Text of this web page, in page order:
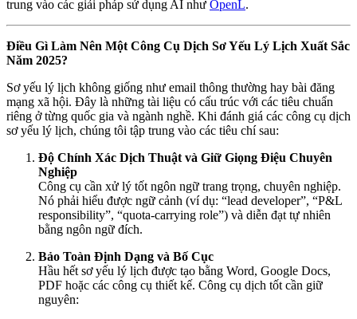
trung vào các giải pháp sử dụng AI như OpenL.
Điều Gì Làm Nên Một Công Cụ Dịch Sơ Yếu Lý Lịch Xuất Sắc
Năm 2025?
Sơ yếu lý lịch không giống như email thông thường hay bài đăng
mạng xã hội. Đây là những tài liệu có cấu trúc với các tiêu chuẩn
riêng ở từng quốc gia và ngành nghề. Khi đánh giá các công cụ dịch
sơ yếu lý lịch, chúng tôi tập trung vào các tiêu chí sau:
Độ Chính Xác Dịch Thuật và Giữ Giọng Điệu Chuyên
Nghiệp
Công cụ cần xử lý tốt ngôn ngữ trang trọng, chuyên nghiệp.
Nó phải hiểu được ngữ cảnh (ví dụ: “lead developer”, “P&L
responsibility”, “quota-carrying role”) và diễn đạt tự nhiên
bằng ngôn ngữ đích.
Bảo Toàn Định Dạng và Bố Cục
Hầu hết sơ yếu lý lịch được tạo bằng Word, Google Docs,
PDF hoặc các công cụ thiết kế. Công cụ dịch tốt cần giữ
nguyên: